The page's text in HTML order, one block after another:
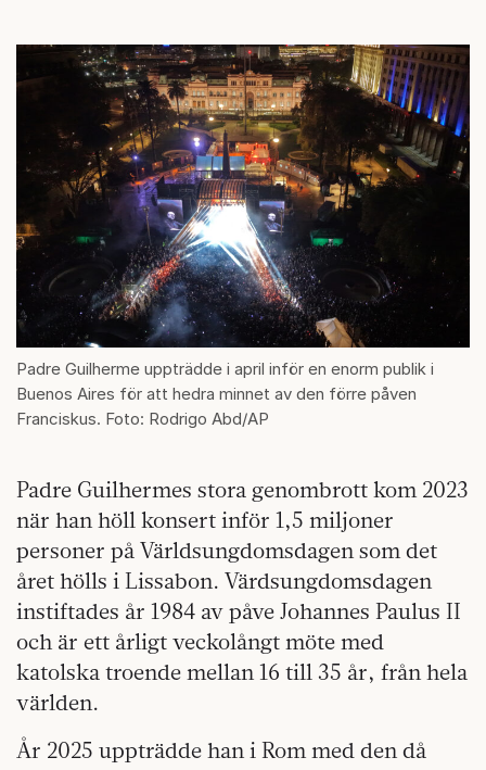
Padre Guilherme uppträdde i april inför en enorm publik i
Buenos Aires för att hedra minnet av den förre påven
Franciskus. Foto: Rodrigo Abd/AP
Padre Guilhermes stora genombrott kom 2023
när han höll konsert inför 1,5 miljoner
personer på Världsungdomsdagen som det
året hölls i Lissabon. Värdsungdomsdagen
instiftades år 1984 av påve Johannes Paulus II
och är ett årligt veckolångt möte med
katolska troende mellan 16 till 35 år, från hela
världen.
År 2025 uppträdde han i Rom med den då